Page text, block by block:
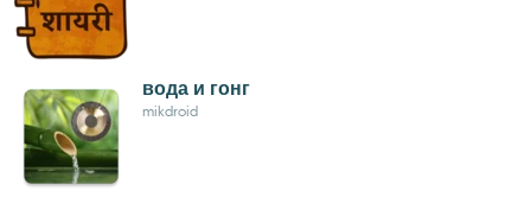
вода и гонг
mikdroid